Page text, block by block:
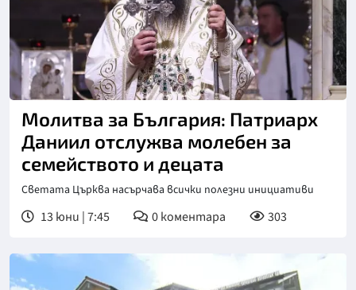
Молитва за България: Патриарх
Даниил отслужва молебен за
семейството и децата
Светата Църква насърчава всички полезни инициативи
13 юни | 7:45 0коментара 303